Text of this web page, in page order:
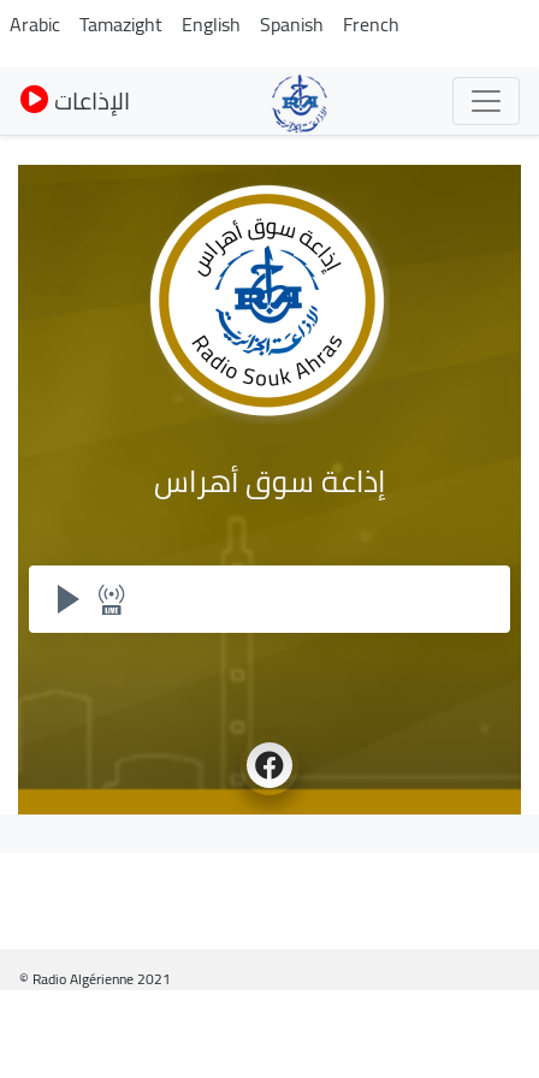
Skip
to
main
content
Arabic Tamazight English Spanish French
الإذاعات
إذاعة سوق أهراس
© Radio Algérienne 2021